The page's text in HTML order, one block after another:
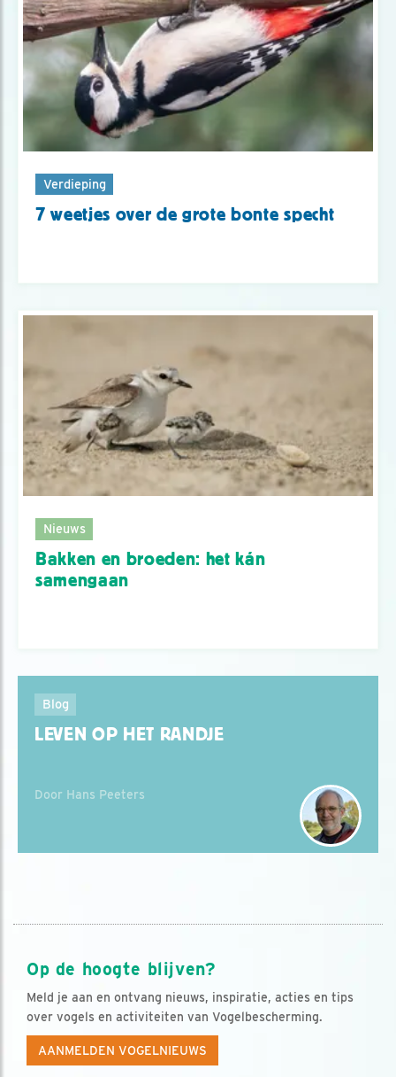
Verdieping
7 weetjes over de grote bonte specht
Nieuws
Bakken en broeden: het kán
samengaan
Blog
LEVEN OP HET RANDJE
Door Hans Peeters
Op de hoogte blijven?
Meld je aan en ontvang nieuws, inspiratie, acties en tips
over vogels en activiteiten van Vogelbescherming.
AANMELDEN VOGELNIEUWS